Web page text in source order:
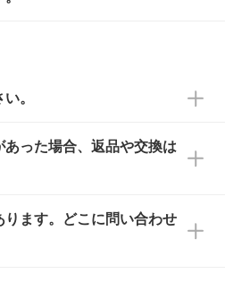
作り方に関する詳細は、
ださい。
をトレース/調整してほ
手書きのイラスト、写真
ベクターデータに変換し
1色に変換してほしい
担当スタッフがお客様の
を確認し、印刷色をご提
イビーなど濃色の場合は
をおすすめしておりま
ど淡色の場合、印刷をく
ときは濃い印刷色が、柔
ときは淡い印刷色が映え
。
18:00で、土日祝日はお
・見積・お問い合わせ
す。
った場合、返品や交換は
ますが、至急担当スタッ
。商品の状況を確認し、
ます。どこに問い合わせ